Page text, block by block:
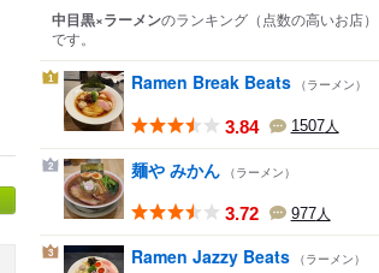
中目黒×ラーメンのランキング （点数の高いお店）
です。
1 Ramen Break Beats （ラーメン）
3.84 1507人
2 麺や みかん （ラーメン）
3.72 977人
3 Ramen Jazzy Beats （ラーメン）